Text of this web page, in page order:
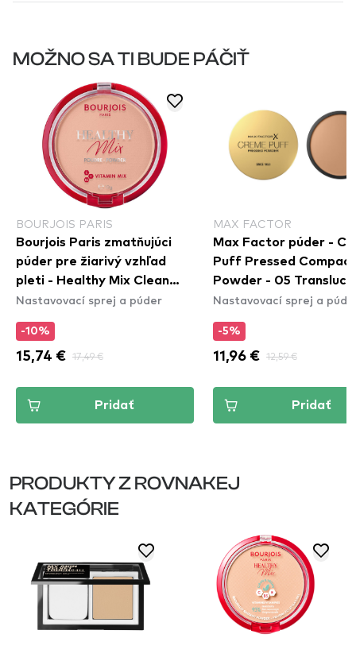
MOŽNO SA TI BUDE PÁČIŤ
BOURJOIS PARIS
Bourjois Paris zmatňujúci
púder pre žiarivý vzhľad
pleti - Healthy Mix Clean
Powder - 003 Rose Beige
Nastavovací sprej a púder
-10%
15,74 € 17,49 €
Pridať
MAX FACTOR
Max Factor púder -
Puff Pressed Compact
Powder - 05
Nastavovací sprej a
-5%
11,96 € 12,59 €
Pridať
PRODUKTY Z ROVNAKEJ
KATEGÓRIE